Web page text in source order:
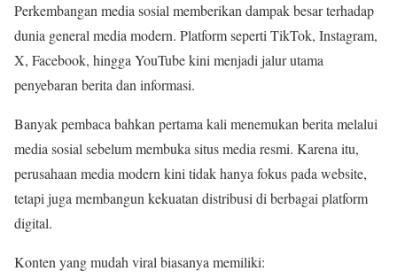
Perkembangan media sosial memberikan dampak besar terhadap
dunia general media modern. Platform seperti TikTok, Instagram,
X, Facebook, hingga YouTube kini menjadi jalur utama
penyebaran berita dan informasi.
Banyak pembaca bahkan pertama kali menemukan berita melalui
media sosial sebelum membuka situs media resmi. Karena itu,
perusahaan media modern kini tidak hanya fokus pada website,
tetapi juga membangun kekuatan distribusi di berbagai platform
digital.
Konten yang mudah viral biasanya memiliki: